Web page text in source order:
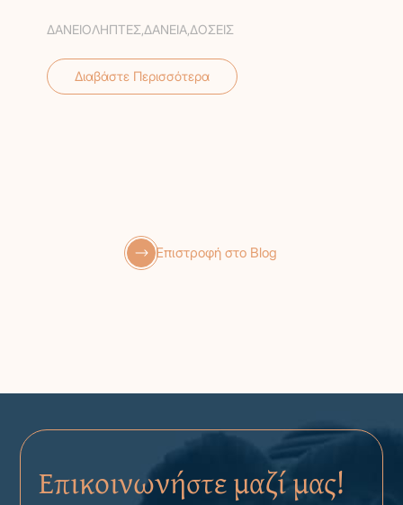
ΔΑΝΕΙΟΛΗΠΤΕΣ ΔΑΝΕΙΑ ΔΟΣΕΙΣ
Διαβάστε Περισσότερα
Επιστροφή στο Blog
Επικοινωνήστε μαζί μας!